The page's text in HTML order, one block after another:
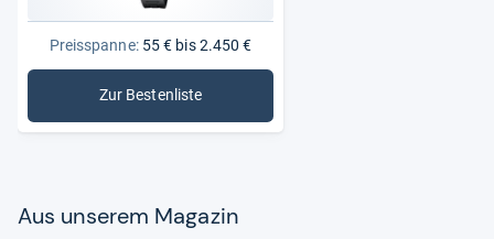
Preisspanne:55 € bis 2.450 €
Zur Bestenliste
: Uhren
Aus unse­rem Maga­zin